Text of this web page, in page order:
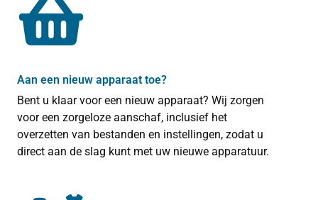
Aan een nieuw apparaat toe?
Bent u klaar voor een nieuw apparaat? Wij zorgen
voor een zorgeloze aanschaf, inclusief het
overzetten van bestanden en instellingen, zodat u
direct aan de slag kunt met uw nieuwe apparatuur.